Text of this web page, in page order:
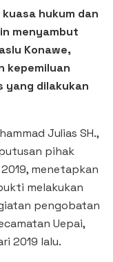
kuasa hukum dan
menyambut
Konawe,
kepemiluan
yang dilakukan
JuIias SH.,
pihak
menetapkan
melakukan
pengobatan
Uepai,
2019 lalu.